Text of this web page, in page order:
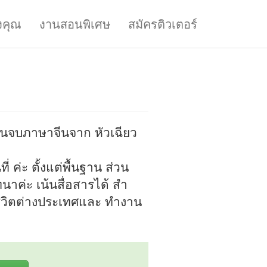
คุณ งานสอนพิเศษ สมัครติวเตอร์
จบภาษาจีนจาก หัวเฉียว
ค่ะ ตั้งแต่พื้นฐาน ส่วน
าค่ะ เน้นสื่อสารได้ สำ
ตต่างประเทศและ ทำงาน